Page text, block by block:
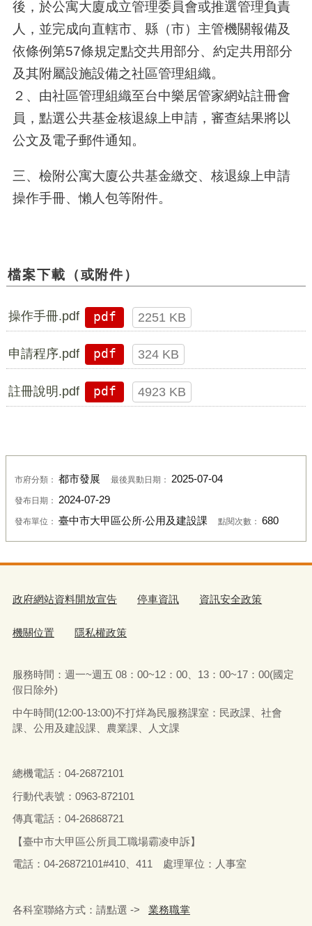
後，於公寓大廈成立管理委員會或推選管理負責
人，並完成向直轄市、縣（市）主管機關報備及
依條例第57條規定點交共用部分、約定共用部分
及其附屬設施設備之社區管理組織。
２、由社區管理組織至台中樂居管家網站註冊會
員，點選公共基金核退線上申請，審查結果將以
公文及電子郵件通知。
三、檢附公寓大廈公共基金繳交、核退線上申請
操作手冊、懶人包等附件。
檔案下載（或附件）
操作手冊.pdf pdf 2251 KB
申請程序.pdf pdf 324 KB
註冊說明.pdf pdf 4923 KB
市府分類： 都市發展 最後異動日期： 2025-07-04
發布日期： 2024-07-29
發布單位： 臺中市大甲區公所‧公用及建設課 點閱次數： 680
政府網站資料開放宣告 停車資訊 資訊安全政策
機關位置 隱私權政策
服務時間：週一~週五 08：00~12：00、13：00~17：00(國定
假日除外)
中午時間(12:00-13:00)不打烊為民服務課室：民政課、社會
課、公用及建設課、農業課、人文課
總機電話：04-26872101
行動代表號：0963-872101
傳真電話：04-26868721
【臺中市大甲區公所員工職場霸凌申訴】
電話：04-26872101#410、411 處理單位：人事室
各科室聯絡方式：請點選 -> 業務職掌